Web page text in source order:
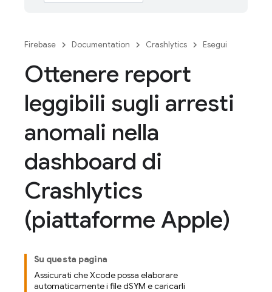
Firebase Documentation Crashlytics Esegui
Ottenere report
leggibili sugli arresti
anomali nella
dashboard di
Crashlytics
(piattaforme Apple)
Su questa pagina
Assicurati che Xcode possa elaborare
automaticamente i file dSYM e caricarli